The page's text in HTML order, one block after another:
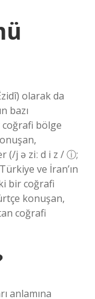
olarak da
bazı
coğrafi bölge
(/j ə ziː d i z / ⓘ;
ve İran’ın
bir coğrafi
konuşan,
coğrafi
anlamına